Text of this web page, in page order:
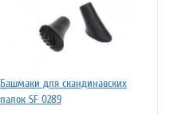
Башмаки для скандинавских
палок SF 0289